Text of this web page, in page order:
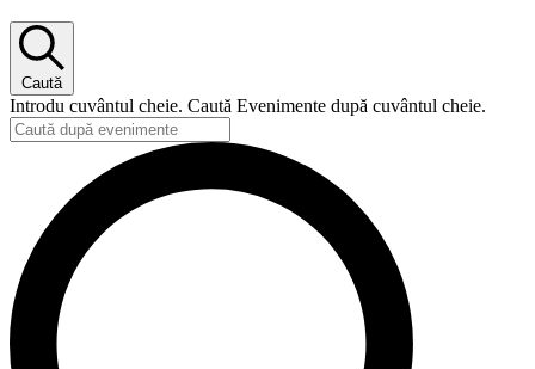
Caută
Introdu cuvântul cheie. Caută Evenimente după cuvântul cheie.